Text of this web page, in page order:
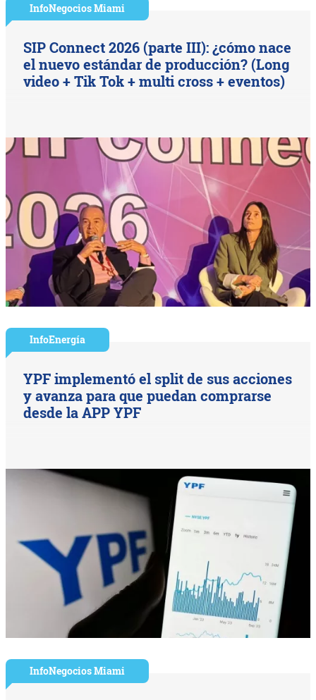
InfoNegocios Miami
SIP Connect 2026 (parte III): ¿cómo nace
el nuevo estándar de producción? (Long
video + Tik Tok + multi cross + eventos)
InfoEnergía
YPF implementó el split de sus acciones
y avanza para que puedan comprarse
desde la APP YPF
InfoNegocios Miami